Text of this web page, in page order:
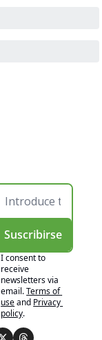
Suscribirse
I consent to
receive
newsletters via
email.Terms of
useand Privacy
policy.